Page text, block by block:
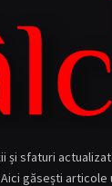
și sfaturi
găsești articole